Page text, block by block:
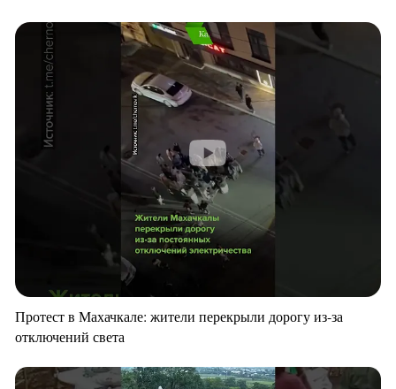
Протест в Махачкале: жители перекрыли дорогу из-за
отключений света